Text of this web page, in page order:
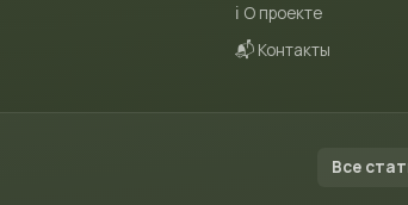
ℹ️ О проекте
📬 Контакты
Все